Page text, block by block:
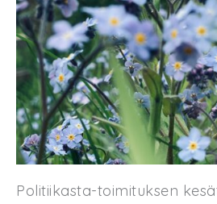
Politiikasta-toimituksen